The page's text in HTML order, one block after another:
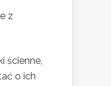
z
ścienne,
o ich